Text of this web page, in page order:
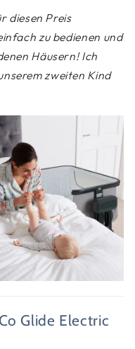
diesen Preis
zu bedienen und
Häusern! Ich
zweiten Kind
Glide Electric